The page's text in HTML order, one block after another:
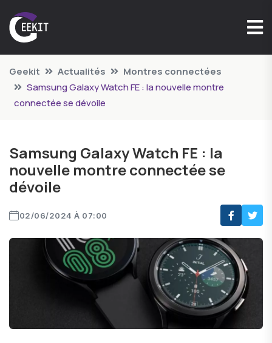
Geekit Actualités
Montres connectées
Samsung Galaxy Watch FE : la nouvelle montre
connectée se dévoile
Samsung Galaxy Watch FE : la
nouvelle montre connectée se
dévoile
02/06/2024 À 07:00